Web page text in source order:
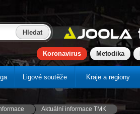
Koronavirus Metodika
Ligové soutěže Kraje a regiony
Aktuální informace TMK